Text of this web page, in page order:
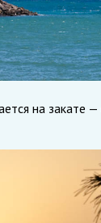
на закате